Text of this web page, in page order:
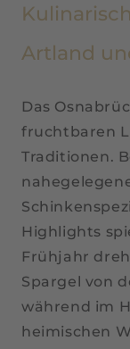
Artland
Das
fruchtbaren
Traditionen.
Highlights
Frühjahr
Spargel von
während im
heimischen